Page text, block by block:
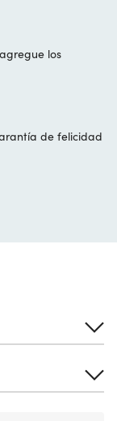
los
de felicidad